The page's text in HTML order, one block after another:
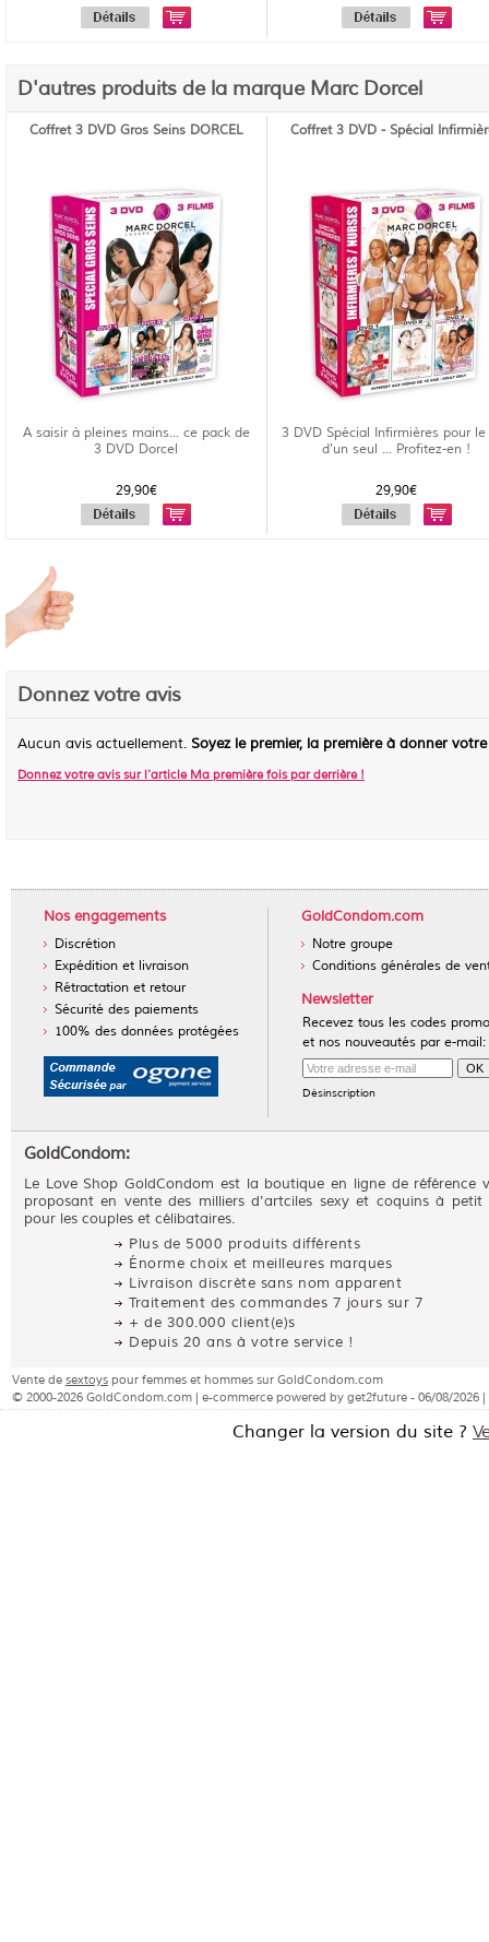
D'autres produits de la marque Marc Dorcel
Coffret 3 DVD Gros Seins DORCEL
A saisir à pleines mains... ce pack de
3 DVD Dorcel
29,90€
Coffret 3 DVD - Spécial
3 DVD Spécial Infirmières pour le
d'un seul ... Profitez-en !
29,90€
Donnez votre avis
Aucun avis actuellement. Soyez le premier, la première à donner
Donnez votre avis sur l'article Ma première fois par derrière!
Nos engagements
Discrétion
Expédition et livraison
Rétractation et retour
Sécurité des paiements
100% des données protégées
GoldCondom.com
Notre groupe
Conditions générales de
Newsletter
Recevez tous les codes
et nos nouveautés par e-mail:
Désinscription
GoldCondom:
Le Love Shop GoldCondom est la boutique en ligne de référence
proposant en vente des milliers d'artciles sexy et coquins à petit
pour les couples et célibataires.
Plus de 5000 produits différents
Énorme choix et meilleures marques
Livraison discrète sans nom apparent
Traitement des commandes 7 jours sur 7
+ de 300.000 client(e)s
Depuis 20 ans à votre service !
Vente de sextoys pour femmes et hommes sur GoldCondom.com
© 2000-2026 GoldCondom.com | e-commerce powered by get2future - 06/08/2026 |
Changer la version du site ?